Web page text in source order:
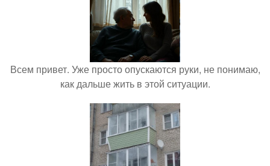
Всем привет. Уже просто опускаются руки, не понимаю,
как дальше жить в этой ситуации.